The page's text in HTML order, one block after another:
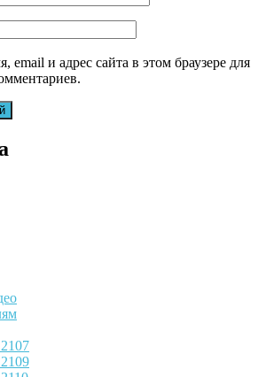
email и адрес сайта в этом браузере для